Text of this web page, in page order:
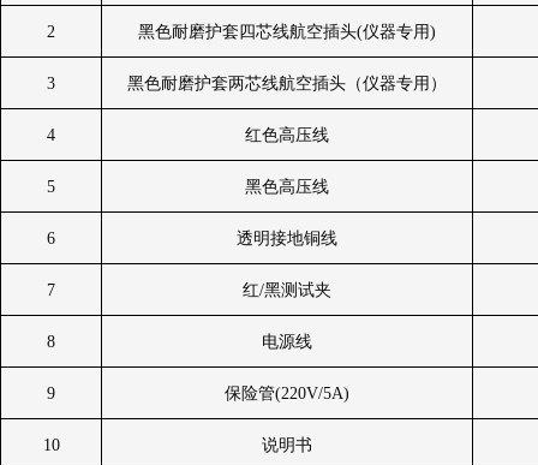
2 黑色耐磨护套四芯线航空插头(仪器专用)
3 黑色耐磨护套两芯线航空插头（仪器专用）
4 红色高压线
5 黑色高压线
6 透明接地铜线
7 红/黑测试夹
8 电源线
9 保险管(220V/5A)
10 说明书